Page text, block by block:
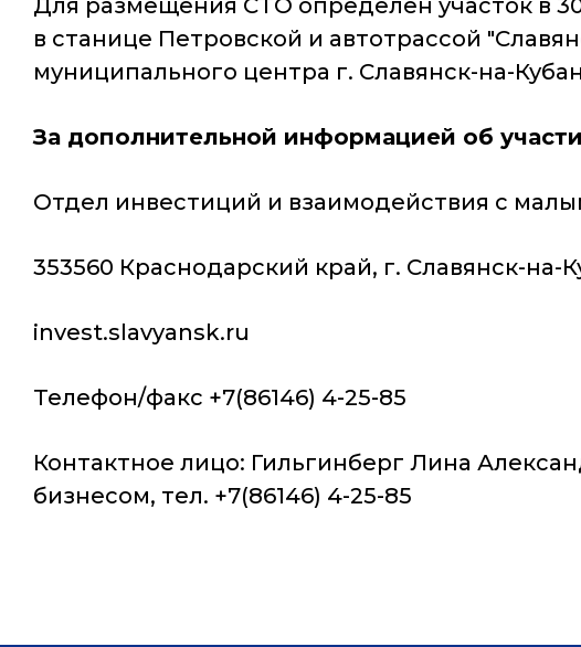
Для размещения СТО определен участок в
в станице Петровской и автотрассой
муниципального центра г. Славянск-на-
За дополнительной информацией об
Отдел инвестиций и взаимодействия с
353560 Краснодарский край, г. Славянск-на-
invest.slavyansk.ru
Телефон/факс +7(86146) 4-25-85
Контактное лицо: Гильгинберг Лина
бизнесом, тел. +7(86146) 4-25-85